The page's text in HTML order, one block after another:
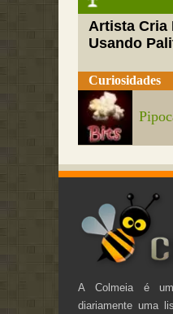
Artista Cria
Usando
Curiosidades
A Colmeia é
diariamente uma